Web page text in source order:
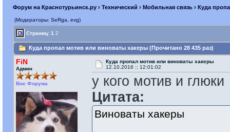
Форум на Краснотурьинск.ру› Технический › Мобильная связь› Куда
(Модераторы: SeRga, evg)
Страниц: 1 2
Куда пропал мотив или виноваты хакеры (Прочитано 28 435 раз)
FiN
Админ
Вне Форума
Куда пропал мотив или виноваты хакеры
12.10.2016 :: 12:01:02
у кого мотив и
Цитата:
Виноваты хакеры